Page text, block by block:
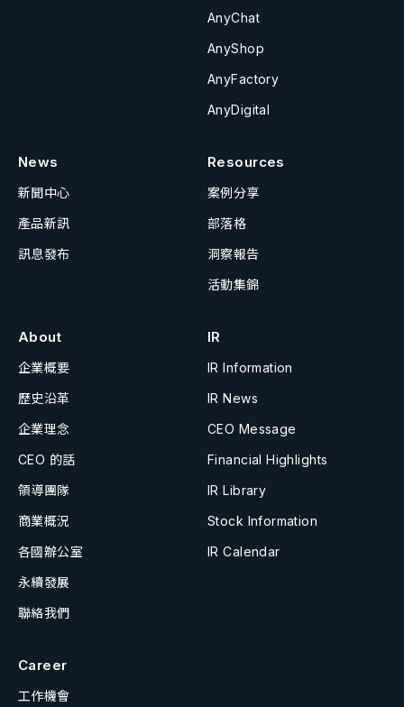
AnyChat
AnyShop
AnyFactory
AnyDigital
News
新聞中心
產品新訊
訊息發布
Resources
案例分享
部落格
洞察報告
活動集錦
About
企業概要
歷史沿革
企業理念
CEO 的話
領導團隊
商業概況
各國辦公室
永續發展
聯絡我們
IR
IR Information
IR News
CEO Message
Financial Highlights
IR Library
Stock Information
IR Calendar
Career
工作機會